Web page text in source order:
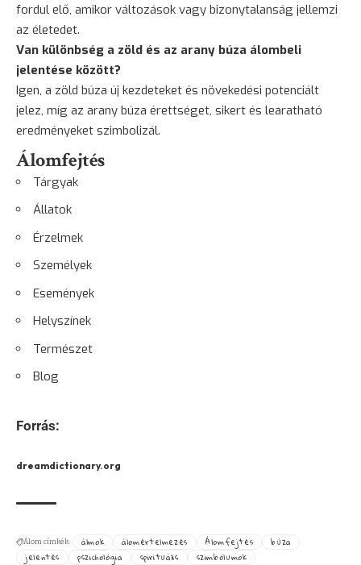
fordul elő, amikor változások vagy bizonytalanság jellemzi
az életedet.
Van különbség a zöld és az arany búza álombeli
jelentése között?
Igen, a zöld búza új kezdeteket és növekedési potenciált
jelez, míg az arany búza érettséget, sikert és learatható
eredményeket szimbolizál.
Álomfejtés
Tárgyak
Állatok
Érzelmek
Személyek
Események
Helyszínek
Természet
Blog
Forrás:
dreamdictionary.org
Álom címkék: álmok álomértelmezés Álomfejtés
búza
jelentés
pszichológia spirituális szimbólumok